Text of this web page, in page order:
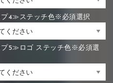
4≫ステッチ色※必須選択
5≫ロゴ ステッチ色※必須選